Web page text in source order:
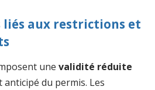
liés aux restrictions et
une validité réduite
du permis. Les